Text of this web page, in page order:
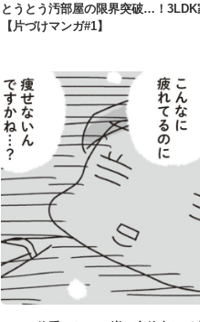
とうとう汚部屋の限界突破…！3LDK
【片づけマンガ#1】